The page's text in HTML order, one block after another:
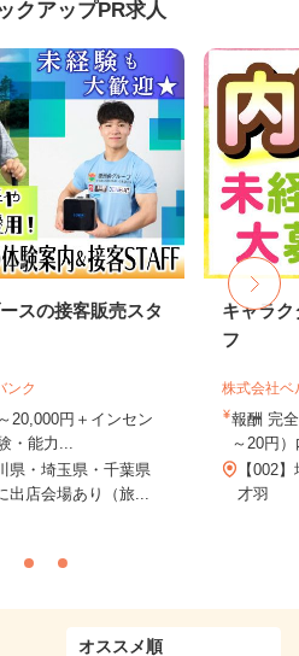
クアップPR求人
スの接客販売スタ
ンク
20,000円＋インセン
能力...
県・埼玉県・千葉県
店会場あり（旅...
キャラ
フ
株式会社ベ
報酬 完
～20円
【002
才羽